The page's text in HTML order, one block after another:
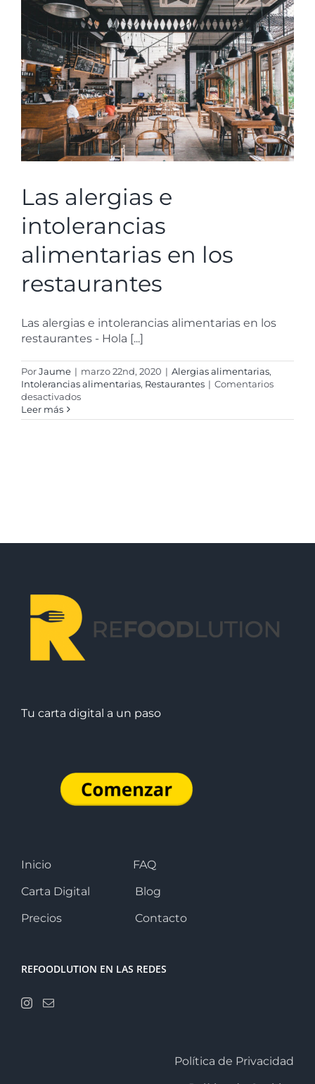
(UE)
1169/2011
Las alergias e
intolerancias
alimentarias en los
restaurantes
Las alergias e intolerancias alimentarias en los
restaurantes - Hola [...]
PorJaume | marzo 22nd, 2020 | Alergias alimentarias,
Intolerancias alimentarias, Restaurantes | Comentarios
desactivadosen
alergias
Leer más
Tu carta digital a un paso
Inicio
FAQ
Carta Digital
Blog
Precios
Contacto
REFOODLUTION EN LAS REDES
Política de Privacidad